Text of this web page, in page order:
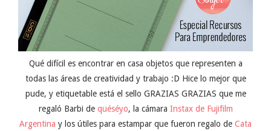
Qué difícil es encontrar en casa objetos que representen a
todas las áreas de creatividad y trabajo :D Hice lo mejor que
pude, y etiquetable está el sello GRAZIAS GRAZIAS que me
regaló Barbi de quéséyo, la cámara Instax de Fujifilm
Argentina y los útiles para estampar que fueron regalo de Cata